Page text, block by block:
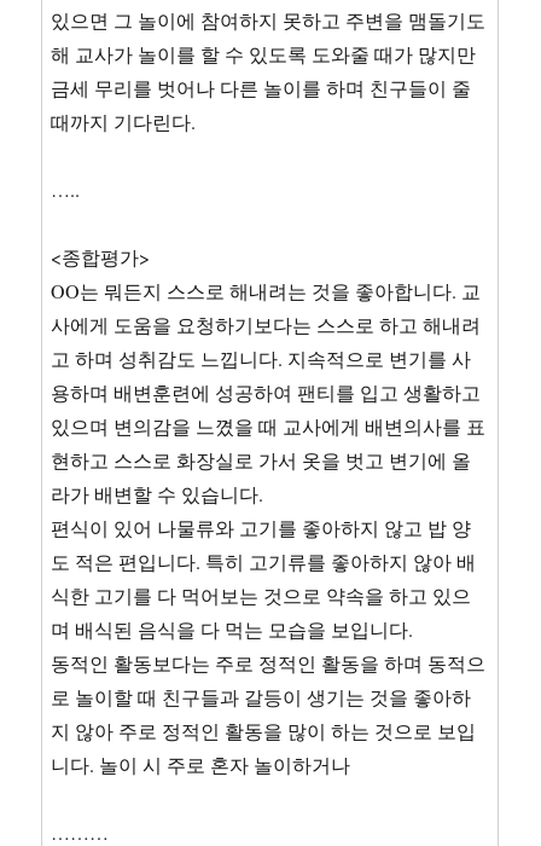
있으면 그 놀이에 참여하지 못하고 주변을 맴돌기도
해 교사가 놀이를 할 수 있도록 도와줄 때가 많지만
금세 무리를 벗어나 다른 놀이를 하며 친구들이 줄
때까지 기다린다.
…..
<종합평가>
OO는 뭐든지 스스로 해내려는 것을 좋아합니다. 교
사에게 도움을 요청하기보다는 스스로 하고 해내려
고 하며 성취감도 느낍니다. 지속적으로 변기를 사
용하며 배변훈련에 성공하여 팬티를 입고 생활하고
있으며 변의감을 느꼈을 때 교사에게 배변의사를 표
현하고 스스로 화장실로 가서 옷을 벗고 변기에 올
라가 배변할 수 있습니다.
편식이 있어 나물류와 고기를 좋아하지 않고 밥 양
도 적은 편입니다. 특히 고기류를 좋아하지 않아 배
식한 고기를 다 먹어보는 것으로 약속을 하고 있으
며 배식된 음식을 다 먹는 모습을 보입니다.
동적인 활동보다는 주로 정적인 활동을 하며 동적으
로 놀이할 때 친구들과 갈등이 생기는 것을 좋아하
지 않아 주로 정적인 활동을 많이 하는 것으로 보입
니다. 놀이 시 주로 혼자 놀이하거나
………